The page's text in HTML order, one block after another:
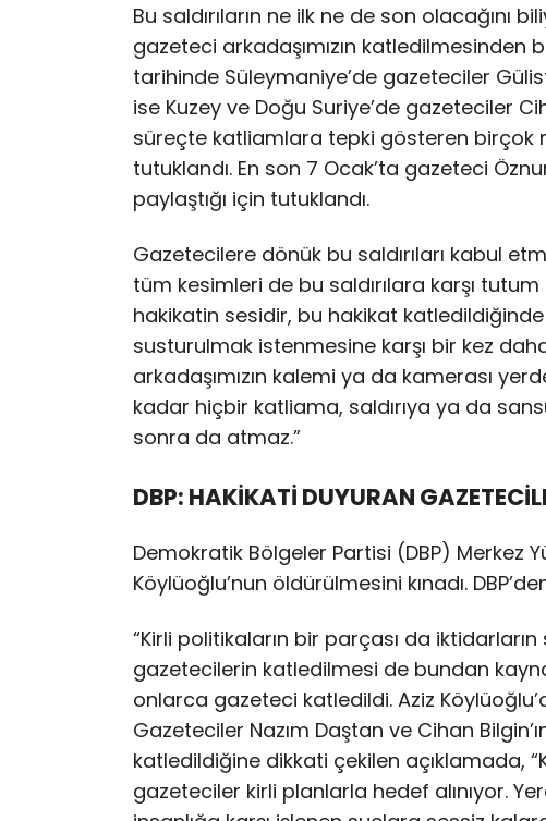
Bu saldırıların ne ilk ne de son olacağını
gazeteci arkadaşımızın katledilmesinden
tarihinde Süleymaniye’de gazeteciler
ise Kuzey ve Doğu Suriye’de gazeteciler
süreçte katliamlara tepki gösteren birçok
tutuklandı. En son 7 Ocak’ta gazeteci
paylaştığı için tutuklandı.
Gazetecilere dönük bu saldırıları kabul
tüm kesimleri de bu saldırılara karşı
hakikatin sesidir, bu hakikat
susturulmak istenmesine karşı bir kez
arkadaşımızın kalemi ya da kamerası
kadar hiçbir katliama, saldırıya ya da
sonra da atmaz.”
DBP: HAKİKATİ DUYURAN
Demokratik Bölgeler Partisi (DBP) Merkez
Köylüoğlu’nun öldürülmesini kınadı.
“Kirli politikaların bir parçası da
gazetecilerin katledilmesi de bundan
onlarca gazeteci katledildi. Aziz
Gazeteciler Nazım Daştan ve Cihan
katledildiğine dikkati çekilen açıklamada,
gazeteciler kirli planlarla hedef alınıyor.